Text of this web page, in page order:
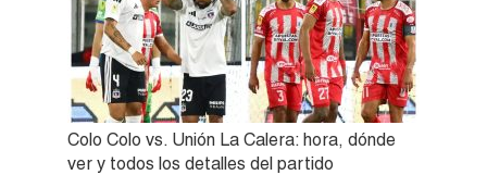
Colo Colo vs. Unión La Calera: hora, dónde
ver y todos los detalles del partido